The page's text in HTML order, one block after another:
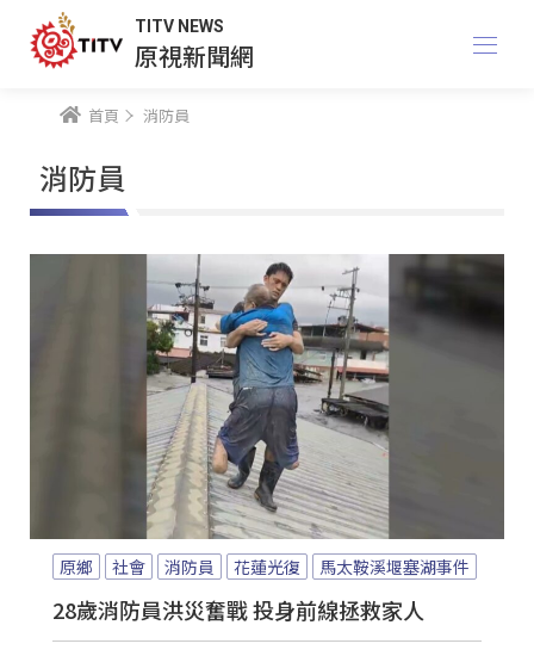
TITV NEWS
原視新聞網
首頁 消防員
消防員
原鄉 社會 消防員 花蓮光復 馬太鞍溪堰塞湖事件
28歲消防員洪災奮戰 投身前線拯救家人